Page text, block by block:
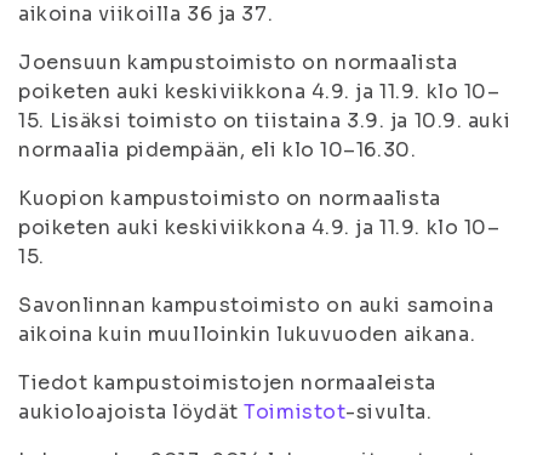
aikoina viikoilla 36 ja 37.
Joensuun kampustoimisto on normaalista
poiketen auki keskiviikkona 4.9. ja 11.9. klo 10–
15. Lisäksi toimisto on tiistaina 3.9. ja 10.9. auki
normaalia pidempään, eli klo 10–16.30.
Kuopion kampustoimisto on normaalista
poiketen auki keskiviikkona 4.9. ja 11.9. klo 10–
15.
Savonlinnan kampustoimisto on auki samoina
aikoina kuin muulloinkin lukuvuoden aikana.
Tiedot kampustoimistojen normaaleista
aukioloajoista löydätToimistot-sivulta.